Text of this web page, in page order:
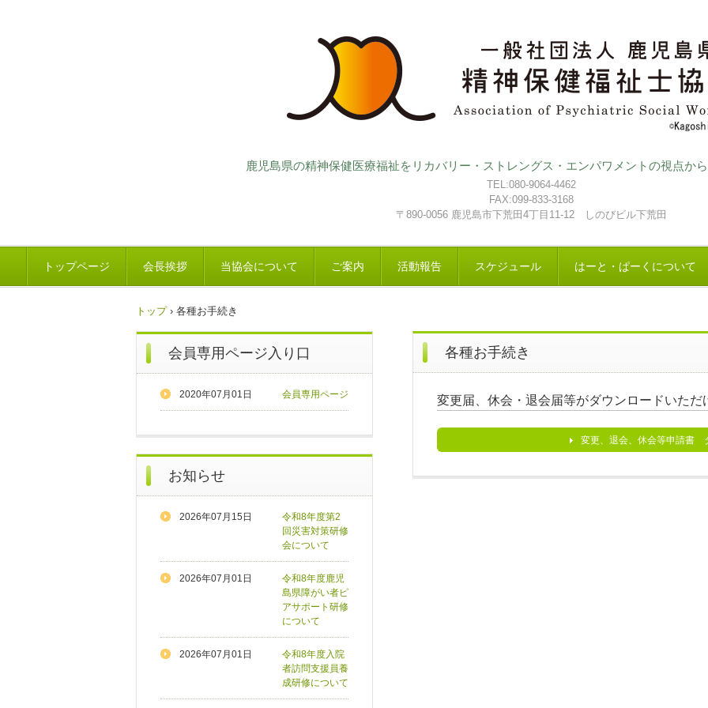
鹿児島県の精神保健医療福祉をリカバリー・ストレングス・エンパワメントの視点から
TEL:080-9064-4462
FAX:099-833-3168
〒890-0056 鹿児島市下荒田4丁目11-12 しのびビル下荒田
トップページ 会長挨拶 当協会について ご案内 活動報告 スケジュール はーと・ぱーくについて
トップ › 各種お手続き
各種お手続き
変更届、休会・退会届等がダウンロードいただ
変更、退会、休会等申請書
会員専用ページ入り口
2020年07月01日 会員専用ページ
お知らせ
2026年07月15日
令和8年度第2
回災害対策研修
会について
2026年07月01日
令和8年度鹿児
島県障がい者ピ
アサポート研修
について
2026年07月01日
令和8年度入院
者訪問支援員養
成研修について